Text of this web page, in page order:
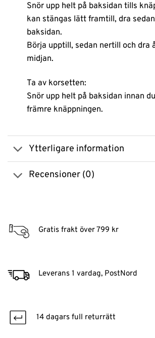
Snör upp helt på baksidan tills
kan stängas lätt framtill, dra
baksidan.
Börja upptill, sedan nertill och dra
midjan.
Ta av korsetten:
Snör upp helt på baksidan innan
främre knäppningen.
Ytterligare information
Recensioner (0)
Gratis frakt över 799 kr
Leverans 1 vardag, PostNord
14 dagars full returrätt